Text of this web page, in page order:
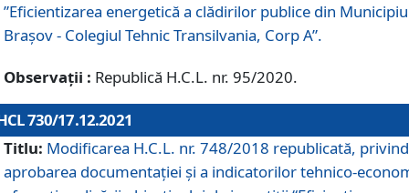
”Eficientizarea energetică a clădirilor publice din
Brașov - Colegiul Tehnic Transilvania, Corp A”.
Observații : Republică H.C.L. nr. 95/2020.
730/17.12.2021
Titlu: Modificarea H.C.L. nr. 748/2018 republicată, privind
aprobarea documentației și a indicatorilor tehnico-